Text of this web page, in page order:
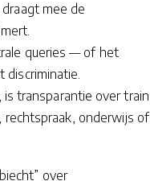
mee de
queries — of het
transparantie over
rechtspraak, onderwijs of
over